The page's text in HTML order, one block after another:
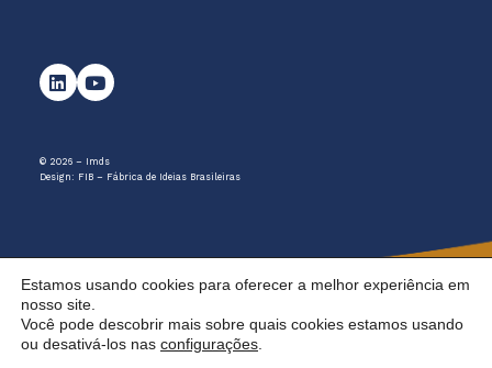
© 2026 – Imds
Design: FIB – Fábrica de Ideias Brasileiras
Estamos usando cookies para oferecer a melhor experiência em
nosso site.
Você pode descobrir mais sobre quais cookies estamos usando
ou desativá-los nas configurações